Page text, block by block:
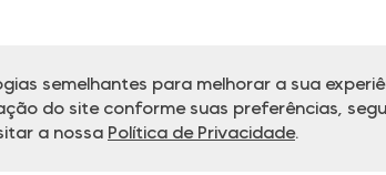
semelhantes para melhorar a sua
do site conforme suas preferências,
a nossa Política de Privacidade.